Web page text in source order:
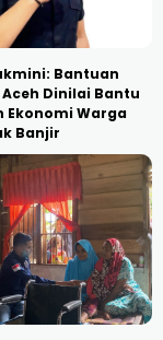
Bantuan
Dinilai Bantu
Ekonomi Warga
Banjir